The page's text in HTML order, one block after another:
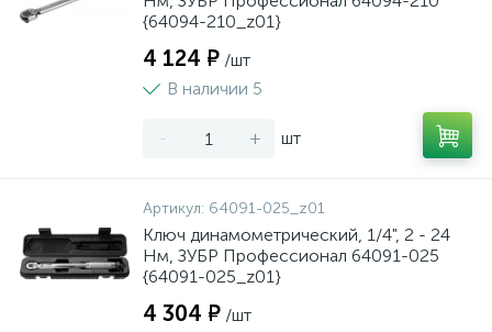
{64094-210_z01}
4 124 ₽ /шт
В наличии 5
- + шт
Артикул: 64091-025_z01
Ключ динамометрический, 1/4", 2 - 24
Нм, ЗУБР Профессионал 64091-025
{64091-025_z01}
4 304 ₽ /шт